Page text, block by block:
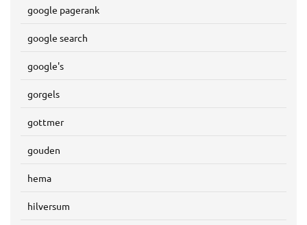
google pagerank
google search
google's
gorgels
gottmer
gouden
hema
hilversum